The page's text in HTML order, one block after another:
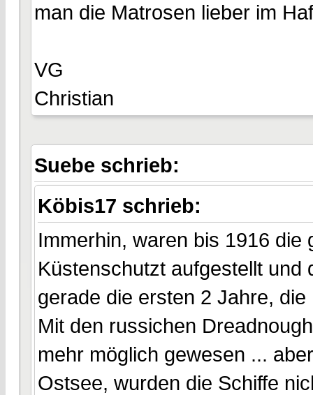
man die Matrosen lieber im
VG
Christian
Suebe schrieb:
Köbis17 schrieb:
Immerhin, waren bis 1916
Küstenschutzt aufgestellt
gerade die ersten 2 Jahre,
Mit den russichen
mehr möglich gewesen ...
Ostsee, wurden die Schiffe